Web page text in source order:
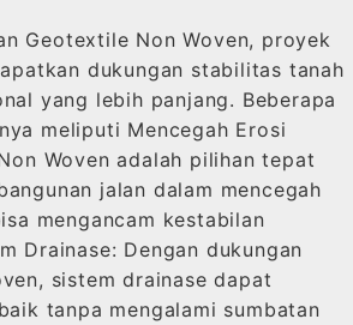
Geotextile Non Woven, proyek
dukungan stabilitas tanah
yang lebih panjang. Beberapa
meliputi Mencegah Erosi
Woven adalah pilihan tepat
jalan dalam mencegah
mengancam kestabilan
Drainase: Dengan dukungan
sistem drainase dapat
tanpa mengalami sumbatan